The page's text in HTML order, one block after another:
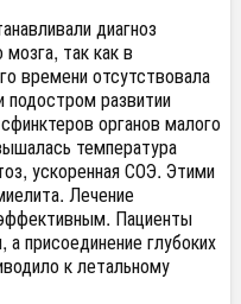
диагноз
так как в
времени отсутствовала
подостром развитии
органов малого
температура
ускоренная СОЭ. Этими
Лечение
Пациенты
присоединение глубоких
к летальному